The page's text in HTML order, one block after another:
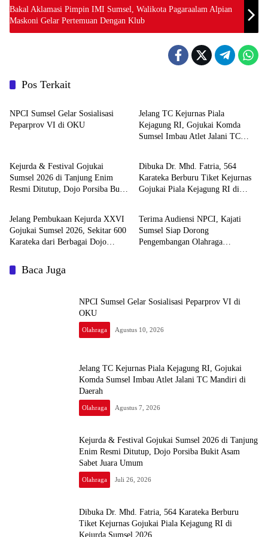
Bakal Aklamasi Pimpin IMI Sumsel, Walikota Pagaraalam Alpian
Maskoni Gelar Pertemuan Dengan Klub
Pos Terkait
Olahraga
NPCI Sumsel Gelar Sosialisasi
Peparprov VI di OKU
Jelang TC Kejurnas Piala
Kejagung RI, Gojukai Komda
Sumsel Imbau Atlet Jalani TC
Kejurda & Festival Gojukai
Sumsel 2026 di Tanjung Enim
Resmi Ditutup, Dojo Porsiba Bukit
Olahraga
Dibuka Dr. Mhd. Fatria, 564
Karateka Berburu Tiket Kejurnas
Gojukai Piala Kejagung RI di
Olahraga
Jelang Pembukaan Kejurda XXVI
Gojukai Sumsel 2026, Sekitar 600
Karateka dari Berbagai Dojo
Olahraga
Terima Audiensi NPCI, Kajati
Sumsel Siap Dorong
Pengembangan Olahraga
Baca Juga
NPCI Sumsel Gelar Sosialisasi Peparprov VI di
OKU
Olahraga Agustus 10, 2026
Jelang TC Kejurnas Piala Kejagung RI, Gojukai
Komda Sumsel Imbau Atlet Jalani TC Mandiri di
Daerah
Olahraga Agustus 7, 2026
Kejurda & Festival Gojukai Sumsel 2026 di Tanjung
Enim Resmi Ditutup, Dojo Porsiba Bukit Asam
Sabet Juara Umum
Olahraga Juli 26, 2026
Dibuka Dr. Mhd. Fatria, 564 Karateka Berburu
Tiket Kejurnas Gojukai Piala Kejagung RI di
Kejurda Sumsel 2026